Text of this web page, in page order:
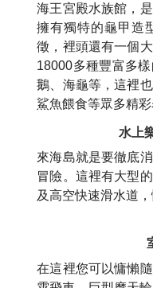
海王宮殿水族館，
擁有獨特的龜甲造
徵，裡頭還有一個
18000多種豐富多
鵝、海龜等，這裡
鯊魚餵食等眾多精彩
水上
來海島就是要徹底
冒險。這裡有大型
及高空快速滑水道
在這裡您可以慵懶